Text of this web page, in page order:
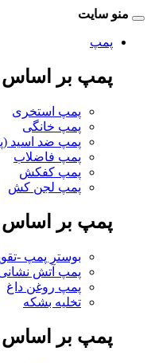
منو سایت
پمپ
پمپ بر اساس
پمپ استخری
پمپ خانگی
پمپ ضد اسید
پمپ فاضلاب
پمپ کفکش
پمپ لجن کش
پمپ بر اساس
بوستر پمپ -
پمپ آتش
پمپ روغن داغ
تخلیه بشکه
پمپ بر اساس